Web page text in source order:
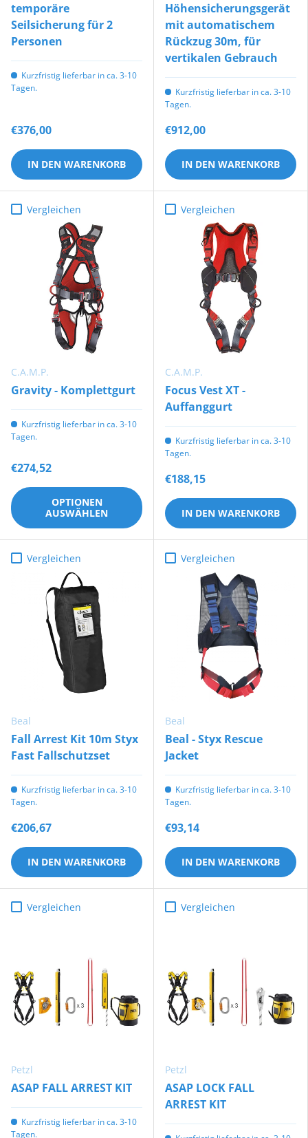
temporäre
Seilsicherung für 2
Personen
Kurzfristig lieferbar in ca. 3-10
Tagen.
€376,00
IN DEN WARENKORB
Höhensicherungsgerät
mit automatischem
Rückzug 30m, für
vertikalen Gebrauch
Kurzfristig lieferbar in ca. 3-10
Tagen.
€912,00
IN DEN WARENKORB
Vergleichen
C.A.M.P.
Gravity - Komplettgurt
Kurzfristig lieferbar in ca. 3-10
Tagen.
€274,52
OPTIONEN
AUSWÄHLEN
Vergleichen
C.A.M.P.
Focus Vest XT -
Auffanggurt
Kurzfristig lieferbar in ca. 3-10
Tagen.
€188,15
IN DEN WARENKORB
Vergleichen
Beal
Fall Arrest Kit 10m Styx
Fast Fallschutzset
Kurzfristig lieferbar in ca. 3-10
Tagen.
€206,67
IN DEN WARENKORB
Vergleichen
Beal
Beal - Styx Rescue
Jacket
Kurzfristig lieferbar in ca. 3-10
Tagen.
€93,14
IN DEN WARENKORB
Vergleichen
Petzl
ASAP FALL ARREST KIT
Kurzfristig lieferbar in ca. 3-10
Tagen.
Vergleichen
Petzl
ASAP LOCK FALL
ARREST KIT